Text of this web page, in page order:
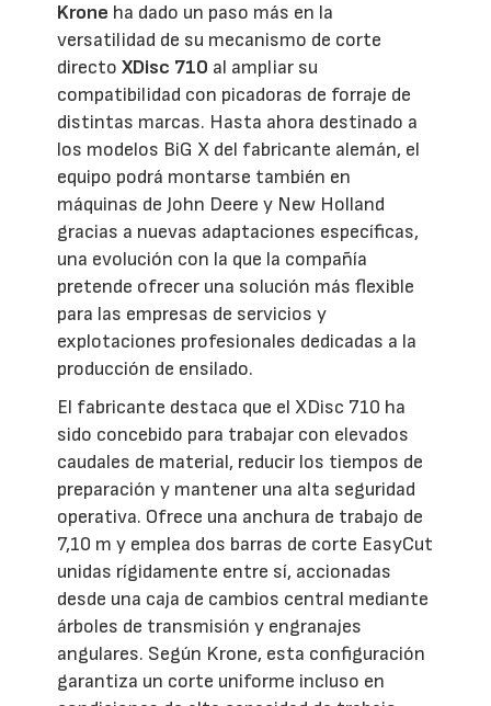
Krone ha dado un paso más en la
versatilidad de su mecanismo de corte
directoXDisc 710 al ampliar su
compatibilidad con picadoras de forraje de
distintas marcas. Hasta ahora destinado a
los modelos BiG X del fabricante alemán, el
equipo podrá montarse también en
máquinas de John Deere y New Holland
gracias a nuevas adaptaciones específicas,
una evolución con la que la compañía
pretende ofrecer una solución más flexible
para las empresas de servicios y
explotaciones profesionales dedicadas a la
producción de ensilado.
El fabricante destaca que el XDisc 710 ha
sido concebido para trabajar con elevados
caudales de material, reducir los tiempos de
preparación y mantener una alta seguridad
operativa. Ofrece una anchura de trabajo de
7,10 m y emplea dos barras de corte EasyCut
unidas rígidamente entre sí, accionadas
desde una caja de cambios central mediante
árboles de transmisión y engranajes
angulares. Según Krone, esta configuración
garantiza un corte uniforme incluso en